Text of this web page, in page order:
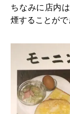
ちなみに店内
煙することがで